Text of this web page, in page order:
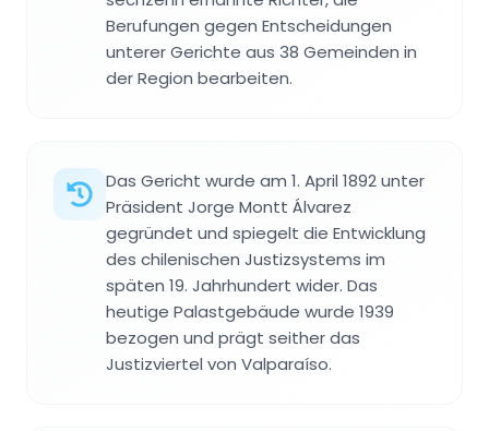
Berufungen gegen Entscheidungen
unterer Gerichte aus 38 Gemeinden in
der Region bearbeiten.
Das Gericht wurde am 1. April 1892 unter
Präsident Jorge Montt Álvarez
gegründet und spiegelt die Entwicklung
des chilenischen Justizsystems im
späten 19. Jahrhundert wider. Das
heutige Palastgebäude wurde 1939
bezogen und prägt seither das
Justizviertel von Valparaíso.